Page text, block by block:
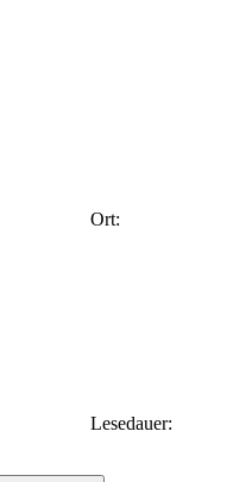
Ort:
Lesedauer: